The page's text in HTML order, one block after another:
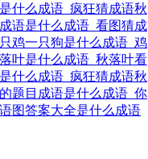
什么成语_疯狂猜成语秋
语是什么成语_看图猜成
鸡一只狗是什么成语_鸡
叶是什么成语_秋落叶看
什么成语_疯狂猜成语秋
题目成语是什么成语_你
图答案大全是什么成语